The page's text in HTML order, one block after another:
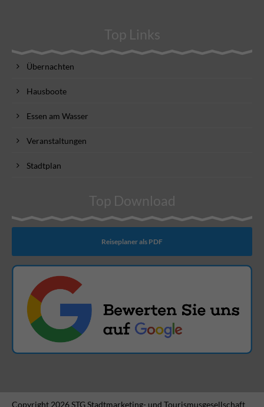
Top Links
Übernachten
Hausboote
Essen am Wasser
Veranstaltungen
Stadtplan
Top Download
Reiseplaner als PDF
Copyright 2026 STG Stadtmarketing- und Tourismusgesellschaft